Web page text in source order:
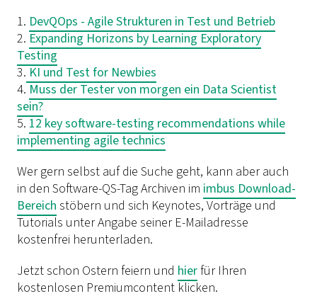
1. DevQOps - Agile Strukturen in Test und Betrieb
2. Expanding Horizons by Learning Exploratory
Testing
3. KI und Test for Newbies
4. Muss der Tester von morgen ein Data Scientist
sein?
5. 12 key software-testing recommendations while
implementing agile technics
Wer gern selbst auf die Suche geht, kann aber auch
in den Software-QS-Tag Archiven im imbus Download-
Bereich stöbern und sich Keynotes, Vorträge und
Tutorials unter Angabe seiner E-Mailadresse
kostenfrei herunterladen.
Jetzt schon Ostern feiern und hierfür Ihren
kostenlosen Premiumcontent klicken.